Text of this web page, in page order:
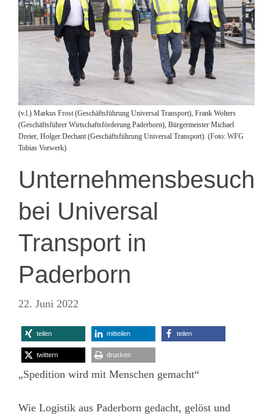
(v.l.) Markus Frost (Geschäftsführung Universal Transport), Frank Wolters
(Geschäftsführer Wirtschaftsförderung Paderborn), Bürgermeister Michael
Dreier, Holger Dechant (Geschäftsführung Universal Transport). (Foto: WFG
Tobias Vorwerk)
Unternehmensbesuch
bei Universal
Transport in
Paderborn
22. Juni 2022
teilen mitteilen teilen
twittern drucken
„Spedition wird mit Menschen gemacht“
Wie Logistik aus Paderborn gedacht, gelöst und